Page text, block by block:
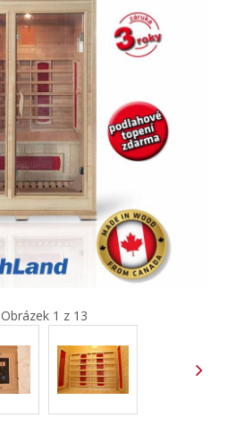
Obrázek 1 z 13